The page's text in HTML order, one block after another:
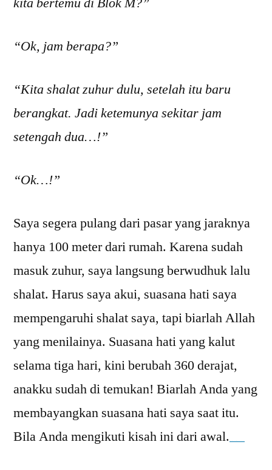
“Ok, jam berapa?”
“Kita shalat zuhur dulu, setelah itu baru
berangkat. Jadi ketemunya sekitar jam
setengah dua…!”
“Ok…!”
Saya segera pulang dari pasar yang jaraknya
hanya 100 meter dari rumah. Karena sudah
masuk zuhur, saya langsung berwudhuk lalu
shalat. Harus saya akui, suasana hati saya
mempengaruhi shalat saya, tapi biarlah Allah
yang menilainya. Suasana hati yang kalut
selama tiga hari, kini berubah 360 derajat,
anakku sudah di temukan! Biarlah Anda yang
membayangkan suasana hati saya saat itu.
Bila Anda mengikuti kisah ini dari awal.